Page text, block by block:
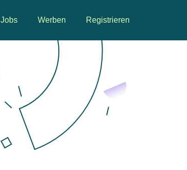
Jobs Werben Registrieren